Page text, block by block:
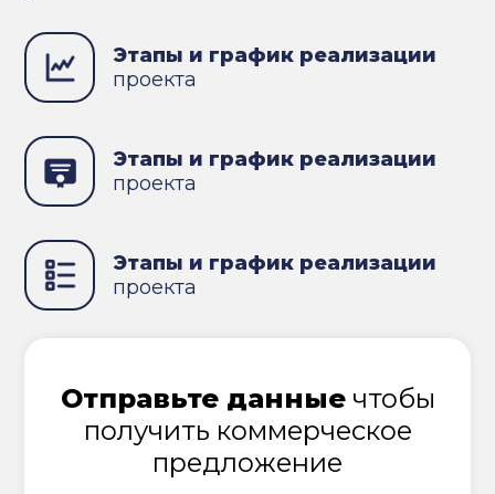
Этапы и график реализации
проекта
Этапы и график реализации
проекта
Этапы и график реализации
проекта
Отправьте данныечтобы
получить коммерческое
предложение